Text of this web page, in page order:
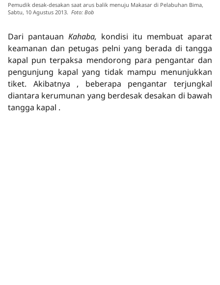
Pemudik desak-desakan saat arus balik menuju Makasar di Pelabuhan Bima,
Sabtu, 10 Agustus 2013. Foto: Bob
Dari pantauan Kahaba, kondisi itu membuat aparat
keamanan dan petugas pelni yang berada di tangga
kapal pun terpaksa mendorong para pengantar dan
pengunjung kapal yang tidak mampu menunjukkan
tiket. Akibatnya , beberapa pengantar terjungkal
diantara kerumunan yang berdesak desakan di bawah
tangga kapal .